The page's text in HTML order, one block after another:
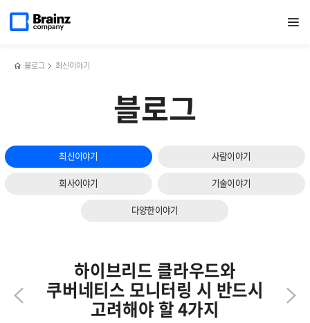
열기
페이지로
블로그 최신이야기
블로그
최신이야기 사람이야기
회사이야기 기술이야기
다양한이야기
트래픽,
NMS·TMS·NPM으로
하이브리드 클라우드와
쿠버네티스 모니터링 시 반드시
고려해야 할 4가지
(Zenius)
특화된
다음
슬라이드